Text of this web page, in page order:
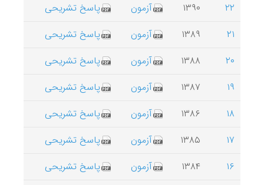
۲۲
۱۳۹۰ آزمون
پاسخ تشریحی
۲۱
۱۳۸۹ آزمون
پاسخ تشریحی
۲۰
۱۳۸۸ آزمون
پاسخ تشریحی
۱۹
۱۳۸۷ آزمون
پاسخ تشریحی
۱۸
۱۳۸۶ آزمون
پاسخ تشریحی
۱۷
۱۳۸۵ آزمون
پاسخ تشریحی
۱۶
۱۳۸۴ آزمون
پاسخ تشریحی